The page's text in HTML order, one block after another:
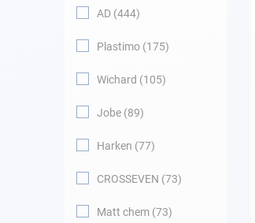
AD 444
Plastimo 175
Wichard 105
Jobe 89
Harken 77
CROSSEVEN 73
Matt chem 73